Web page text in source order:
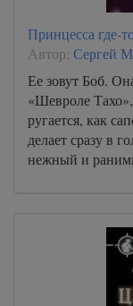
Принцесса где-
Автор: Сергей
Ее зовут Боб.
«Шевроле
ругается, как
делает сразу в
нежный и